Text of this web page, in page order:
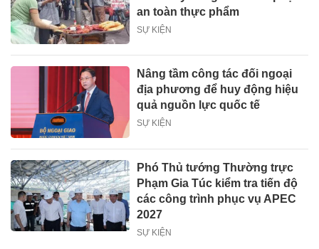
an toàn thực phẩm
SỰ KIỆN
Nâng tầm công tác đối ngoại
địa phương để huy động hiệu
quả nguồn lực quốc tế
SỰ KIỆN
Phó Thủ tướng Thường trực
Phạm Gia Túc kiểm tra tiến độ
các công trình phục vụ APEC
2027
SỰ KIỆN